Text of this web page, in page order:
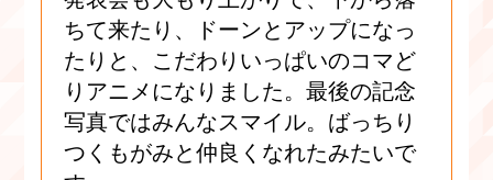
ちて来たり、ドーンとアップになっ
たりと、こだわりいっぱいのコマど
りアニメになりました。最後の記念
写真ではみんなスマイル。ばっちり
つくもがみと仲良くなれたみたいで